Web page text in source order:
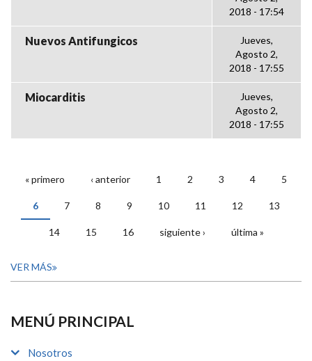
2018 - 17:54
Nuevos Antifungicos
Jueves,
Agosto 2,
2018 - 17:55
Miocarditis
Jueves,
Agosto 2,
2018 - 17:55
PÁGINAS
« primero ‹ anterior 1 2 3 4 5
6 7 8 9 10 11 12 13
14 15 16 siguiente › última »
VER MÁS
MENÚ PRINCIPAL
Nosotros